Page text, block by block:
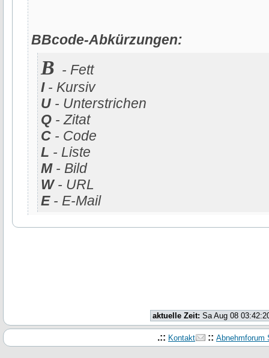
BBcode-Abkürzungen:
B - Fett
I- Kursiv
U - Unterstrichen
Q - Zitat
C - Code
L - Liste
M- Bild
W- URL
E- E-Mail
aktuelle Zeit: Sa Aug 08
.:: Kontakt :: Abnehmforum